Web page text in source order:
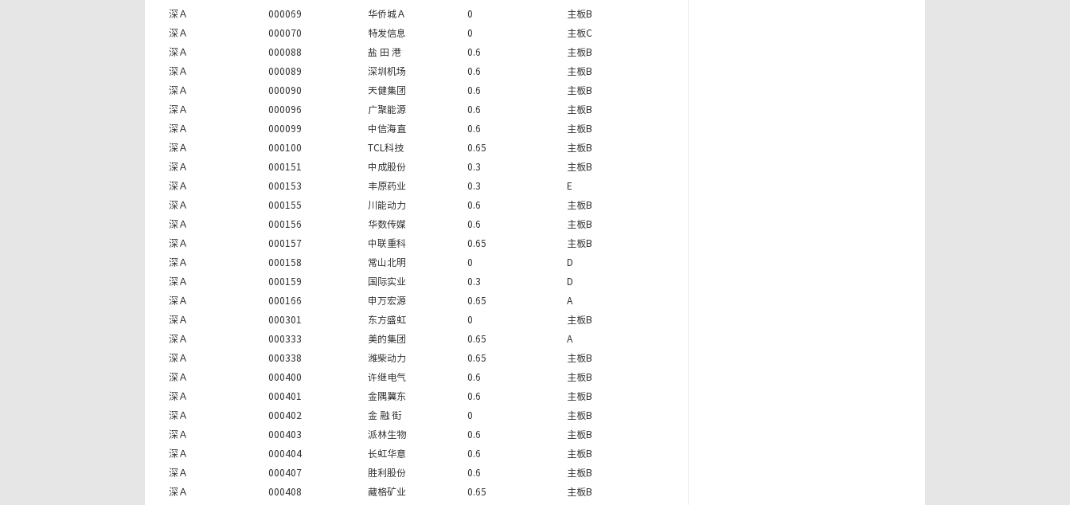
深Ａ
000069 华侨城Ａ 0
主板B
深Ａ
000070 特发信息 0
主板C
深Ａ
000088 盐 田 港 0.6
主板B
深Ａ
000089 深圳机场 0.6
主板B
深Ａ
000090 天健集团 0.6
主板B
深Ａ
000096 广聚能源 0.6
主板B
深Ａ
000099 中信海直 0.6
主板B
深Ａ
000100 TCL科技 0.65
主板B
深Ａ
000151 中成股份 0.3
主板B
深Ａ
000153 丰原药业 0.3
E
深Ａ
000155 川能动力 0.6
主板B
深Ａ
000156 华数传媒 0.6
主板B
深Ａ
000157 中联重科 0.65
主板B
深Ａ
000158 常山北明 0
D
深Ａ
000159 国际实业 0.3
D
深Ａ
000166 申万宏源 0.65
A
深Ａ
000301 东方盛虹 0
主板B
深Ａ
000333 美的集团 0.65
A
深Ａ
000338 潍柴动力 0.65
主板B
深Ａ
000400 许继电气 0.6
主板B
深Ａ
000401 金隅冀东 0.6
主板B
深Ａ
000402 金 融 街 0
主板B
深Ａ
000403 派林生物 0.6
主板B
深Ａ
000404 长虹华意 0.6
主板B
深Ａ
000407 胜利股份 0.6
主板B
深Ａ
000408 藏格矿业 0.65
主板B